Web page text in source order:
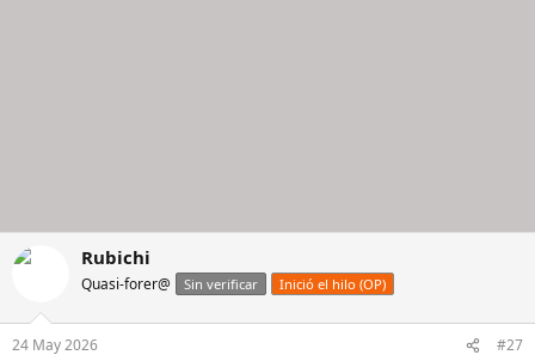
Rubichi
Quasi-forer@ Sin verificar Inició el hilo (OP)
24 May 2026 #27